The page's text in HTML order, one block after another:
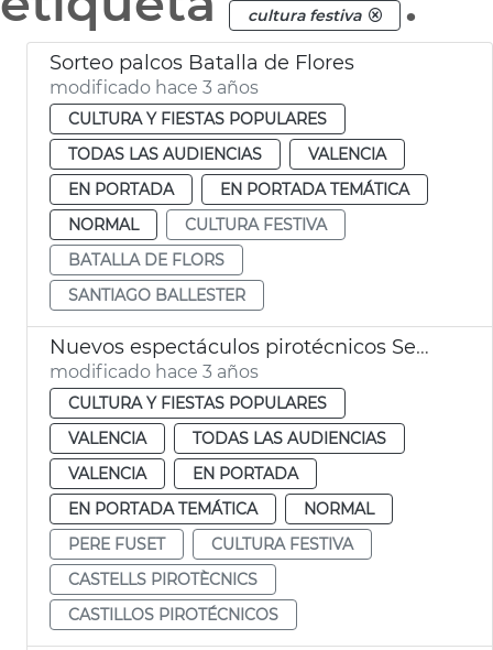
cultura festiva
Sorteo palcos Batalla de Flores
modificado hace 3 años
CULTURA Y FIESTAS POPULARES
TODAS LAS AUDIENCIAS
VALENCIA
EN PORTADA
EN PORTADA TEMÁTICA
NORMAL
CULTURA FESTIVA
BATALLA DE FLORS
SANTIAGO BALLESTER
Nuevos espectáculos pirotécnicos Semana Santa y Pascua
modificado hace 3 años
CULTURA Y FIESTAS POPULARES
VALENCIA
TODAS LAS AUDIENCIAS
VALENCIA
EN PORTADA
EN PORTADA TEMÁTICA
NORMAL
PERE FUSET
CULTURA FESTIVA
CASTELLS PIROTÈCNICS
CASTILLOS PIROTÉCNICOS